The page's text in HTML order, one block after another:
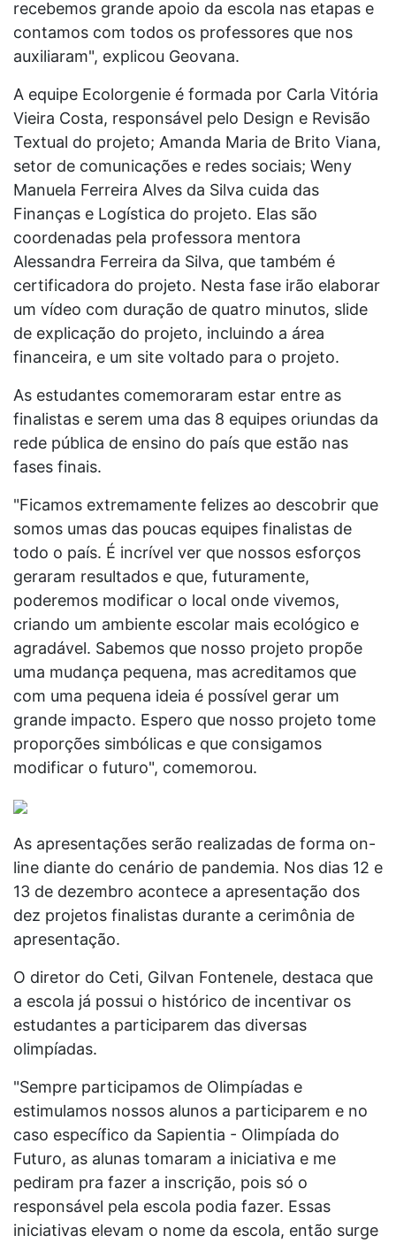
recebemos grande apoio da escola nas etapas e
contamos com todos os professores que nos
auxiliaram", explicou Geovana.
A equipe Ecolorgenie é formada por Carla Vitória
Vieira Costa, responsável pelo Design e Revisão
Textual do projeto; Amanda Maria de Brito Viana,
setor de comunicações e redes sociais; Weny
Manuela Ferreira Alves da Silva cuida das
Finanças e Logística do projeto. Elas são
coordenadas pela professora mentora
Alessandra Ferreira da Silva, que também é
certificadora do projeto. Nesta fase irão elaborar
um vídeo com duração de quatro minutos, slide
de explicação do projeto, incluindo a área
financeira, e um site voltado para o projeto.
As estudantes comemoraram estar entre as
finalistas e serem uma das 8 equipes oriundas da
rede pública de ensino do país que estão nas
fases finais.
"Ficamos extremamente felizes ao descobrir que
somos umas das poucas equipes finalistas de
todo o país. É incrível ver que nossos esforços
geraram resultados e que, futuramente,
poderemos modificar o local onde vivemos,
criando um ambiente escolar mais ecológico e
agradável. Sabemos que nosso projeto propõe
uma mudança pequena, mas acreditamos que
com uma pequena ideia é possível gerar um
grande impacto. Espero que nosso projeto tome
proporções simbólicas e que consigamos
modificar o futuro", comemorou.
As apresentações serão realizadas de forma on-
line diante do cenário de pandemia. Nos dias 12 e
13 de dezembro acontece a apresentação dos
dez projetos finalistas durante a cerimônia de
apresentação.
O diretor do Ceti, Gilvan Fontenele, destaca que
a escola já possui o histórico de incentivar os
estudantes a participarem das diversas
olimpíadas.
"Sempre participamos de Olimpíadas e
estimulamos nossos alunos a participarem e no
caso específico da Sapientia - Olimpíada do
Futuro, as alunas tomaram a iniciativa e me
pediram pra fazer a inscrição, pois só o
responsável pela escola podia fazer. Essas
iniciativas elevam o nome da escola, então surge